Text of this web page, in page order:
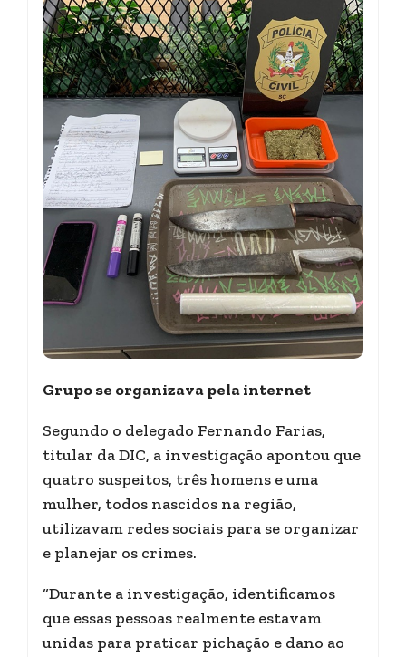
Grupo se organizava pela internet
Segundo o delegado Fernando Farias,
titular da DIC, a investigação apontou que
quatro suspeitos, três homens e uma
mulher, todos nascidos na região,
utilizavam redes sociais para se organizar
e planejar os crimes.
“Durante a investigação, identificamos
que essas pessoas realmente estavam
unidas para praticar pichação e dano ao